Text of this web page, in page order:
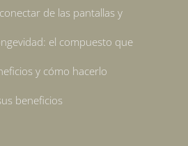
de las pantallas y
el compuesto que
y cómo hacerlo
beneficios